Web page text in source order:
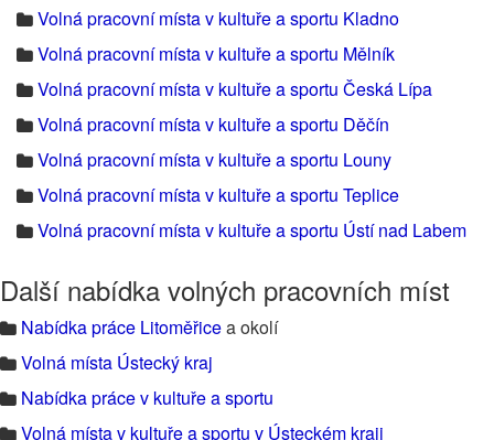
Volná pracovní místa v kultuře a sportu Kladno
Volná pracovní místa v kultuře a sportu Mělník
Volná pracovní místa v kultuře a sportu Česká Lípa
Volná pracovní místa v kultuře a sportu Děčín
Volná pracovní místa v kultuře a sportu Louny
Volná pracovní místa v kultuře a sportu Teplice
Volná pracovní místa v kultuře a sportu Ústí nad Labem
Další nabídka volných pracovních míst
Nabídka práce Litoměřicea okolí
Volná místa Ústecký kraj
Nabídka práce v kultuře a sportu
Volná místa v kultuře a sportu v Ústeckém kraji